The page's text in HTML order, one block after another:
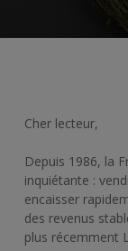
Cher lecteur,
Depuis 1986, la
inquiétante :
encaisser
des revenus
plus récemment